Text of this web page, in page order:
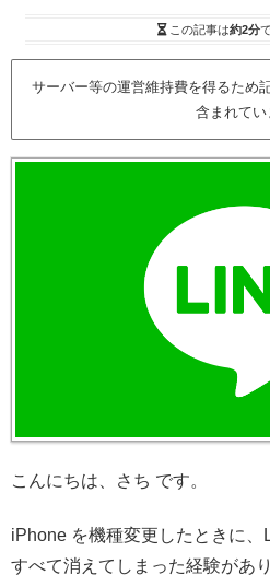
この記事は約2分
サーバー等の運営維持費を得るため
含まれてい
こんにちは、さち です。
iPhone を機種変更したときに、
すべて消えてしまった経験が